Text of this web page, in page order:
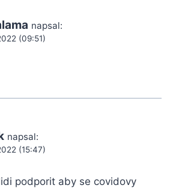
napsal:
(09:51)
napsal:
(15:47)
podporit aby se covidovy